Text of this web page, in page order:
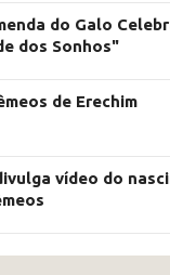
do Galo
dos Sonhos"
de Erechim
vídeo do